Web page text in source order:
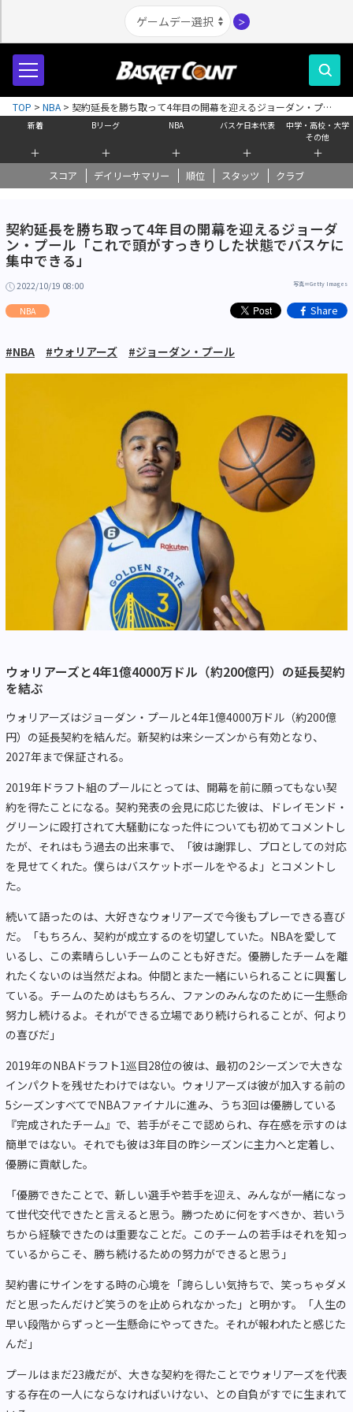
＞
新着
＋
Bリーグ
＋
NBA
＋
バスケ日本代表
＋
中学・高校・大学
その他
＋
スコア デイリーサマリー 順位 スタッツ クラブ
TOP > NBA > 契約延長を勝ち取って4年目の開幕を迎えるジョーダン・プー
ル「これで頭がすっきりした状態でバスケに集中できる」
契約延長を勝ち取って4年目の開幕を迎えるジョーダ
ン・プール「これで頭がすっきりした状態でバスケに
集中できる」
2022/10/19 08:00 写真＝Getty Images
NBA Share
#NBA #ウォリアーズ #ジョーダン・プール
ウォリアーズと4年1億4000万ドル（約200億円）の延長契約
を結ぶ
ウォリアーズはジョーダン・プールと4年1億4000万ドル（約200億
円）の延長契約を結んだ。新契約は来シーズンから有効となり、
2027年まで保証される。
2019年ドラフト組のプールにとっては、開幕を前に願ってもない契
約を得たことになる。契約発表の会見に応じた彼は、ドレイモンド・
グリーンに殴打されて大騒動になった件についても初めてコメントし
たが、それはもう過去の出来事で、「彼は謝罪し、プロとしての対応
を見せてくれた。僕らはバスケットボールをやるよ」とコメントし
た。
続いて語ったのは、大好きなウォリアーズで今後もプレーできる喜び
だ。「もちろん、契約が成立するのを切望していた。NBAを愛して
いるし、この素晴らしいチームのことも好きだ。優勝したチームを離
れたくないのは当然だよね。仲間とまた一緒にいられることに興奮し
ている。チームのためはもちろん、ファンのみんなのために一生懸命
努力し続けるよ。それができる立場であり続けられることが、何より
の喜びだ」
2019年のNBAドラフト1巡目28位の彼は、最初の2シーズンで大きな
インパクトを残せたわけではない。ウォリアーズは彼が加入する前の
5シーズンすべてでNBAファイナルに進み、うち3回は優勝している
『完成されたチーム』で、若手がそこで認められ、存在感を示すのは
簡単ではない。それでも彼は3年目の昨シーズンに主力へと定着し、
優勝に貢献した。
「優勝できたことで、新しい選手や若手を迎え、みんなが一緒になっ
て世代交代できたと言えると思う。勝つために何をすべきか、若いう
ちから経験できたのは重要なことだ。このチームの若手はそれを知っ
ているからこそ、勝ち続けるための努力ができると思う」
契約書にサインをする時の心境を「誇らしい気持ちで、笑っちゃダメ
だと思ったんだけど笑うのを止められなかった」と明かす。「人生の
早い段階からずっと一生懸命にやってきた。それが報われたと感じた
んだ」
プールはまだ23歳だが、大きな契約を得たことでウォリアーズを代表
する存在の一人にならなければいけない、との自負がすでに生まれて